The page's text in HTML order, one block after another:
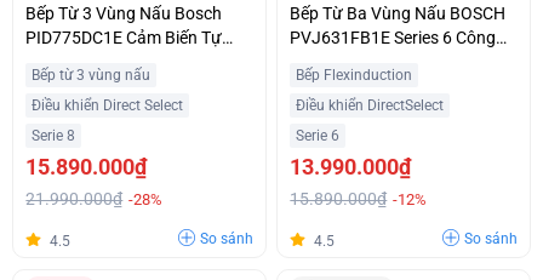
Bếp Từ 3 Vùng Nấu Bosch
PID775DC1E Cảm Biến Tự
Động Hiện Đại Ưu Đãi Tốt
Bếp từ 3 vùng nấu
Điều khiển Direct Select
Serie 8
15.890.000₫
21.990.000₫ -28%
4.5 So sánh
Bếp Từ Ba Vùng Nấu BOSCH
PVJ631FB1E Series 6 Công
Suất 7400W Nhập Khẩu Châu
Âu
Bếp Flexinduction
Điều khiển DirectSelect
Serie 6
13.990.000₫
15.890.000₫ -12%
4.5 So sánh